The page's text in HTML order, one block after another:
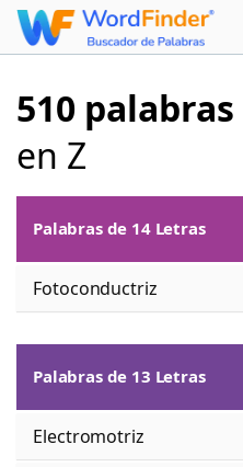
510 palabras
en Z
Palabras de 14 Letras
Fotoconductriz
Palabras de 13 Letras
Electromotriz